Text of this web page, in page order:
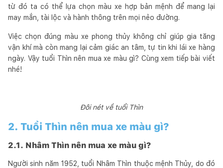
từ đó ta có thể lựa chọn màu xe hợp bản mệnh để mang lại
may mắn, tài lộc và hành thông trên mọi nẻo đường.
Việc chọn đúng màu xe phong thủy không chỉ giúp gia tăng
vận khí mà còn mang lại cảm giác an tâm, tự tin khi lái xe hàng
ngày. Vậy tuổi Thìn nên mua xe màu gì? Cùng xem tiếp bài viết
nhé!
Đôi nét về tuổi Thìn
2. Tuổi Thìn nên mua xe màu gì?
2.1. Nhâm Thìn nên mua xe màu gì?
Người sinh năm 1952, tuổi Nhâm Thìn thuộc mệnh Thủy, do đó